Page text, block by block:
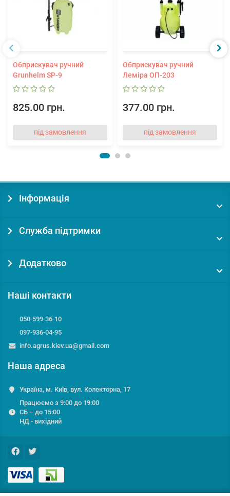
Обприскувач ручний
Grunhelm SP-9
825.00 грн.
під замовлення
Обприскувач ручний
Леміра ОП-203
377.00 грн.
під замовлення
Інформація
Служба підтримки
Додатково
Наші контакти
050-599-36-10
097-936-04-95
info.agrus.kiev.ua@gmail.com
Наша адреса
Україна, м. Київ, вул. Колекторна, 17
Працюємо з 9:00 до 19:00
СБ – до 15:00
НД - вихідний